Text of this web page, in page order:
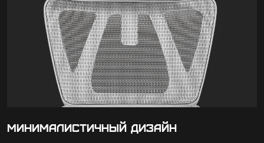
МИНИМАЛИСТИЧНЫЙ ДИЗАЙН